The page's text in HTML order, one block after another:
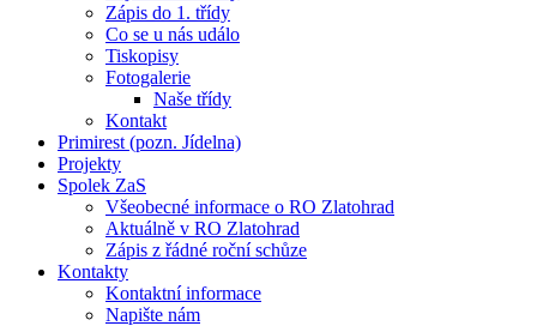
Zápis do 1. třídy
Co se u nás událo
Tiskopisy
Fotogalerie
Naše třídy
Kontakt
Primirest (pozn. Jídelna)
Projekty
Spolek ZaS
Všeobecné informace o RO Zlatohrad
Aktuálně v RO Zlatohrad
Zápis z řádné roční schůze
Kontakty
Kontaktní informace
Napište nám